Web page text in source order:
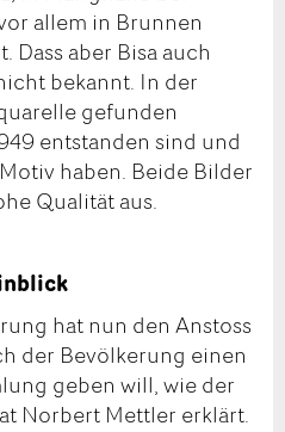
allem in Brunnen
Dass aber Bisa auch
bekannt. In der
gefunden
entstanden sind und
haben. Beide Bilder
Qualität aus.
hat nun den Anstoss
der Bevölkerung einen
geben will, wie der
Norbert Mettler erklärt.